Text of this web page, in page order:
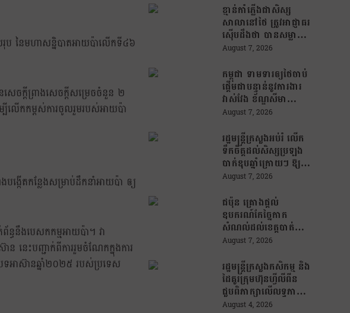
រុប នៃមហាសន្និបាតអាយប៉ាលើកទី៤៦
សេចក្តីព្រាងសេចក្តីសម្រេចចំនួន ២
ម្បីលើកកម្ពស់ការចូលរួមរបស់អាយប៉ា
កើតកន្លែងសម្រាប់ដឹកនាំអាយប៉ា ឲ្យ
នឹងបេសកកម្មអាយប៉ា។ វា
នេះបញ្ជាក់ពីការរួមចំណែកក្នុងការ
អាស៊ានឆ្នាំ២០២៥ របស់ប្រទេស
ខ្មាន់កាំភ្លើងជាសិស្ស
សាលានៅថៃ ត្រូវអាជ្ញាធរ
ស៊ើបដឹងថា បានសម្លាប់
យាយតារបស់ខ្លួន មុន
នៅសាលារៀន
August 7, 2026
កម្ពុជា ទាមទារឲ្យថៃចាប់
ផ្តើមជាបន្ទាន់នូវការងារ
វាស់វែង ខ័ណ្ឌសីមា
ព្រំដែនគោគ (JBC) និង
សសឹកវិលទៅលំនៅឋាន
វិញ ដោយគ្មានការរារាំង
August 7, 2026
រដ្ឋមន្រ្តីក្រសួងអប់រំ លើក
ទឹកចិត្តដល់សិស្សប្រឡង
បាក់ឌុបឆ្នាំក្រោយៗ ឱ្យ
ជ្រើសរើសយកការប្រឡង
ឆ្លើយតបទៅនឹងតម្រូវការ
ធនធានមនុស្សក្នុងយុគ
សម័យបច្ចេកវិទ្យា
August 7, 2026
ជប៉ុន គ្រោងផ្តល់
ឧបករណ៍កែច្នៃកាក
សំណល់ដល់ខេត្តបាត់
ដំបង ដើម្បីជួយលើក
គ្រប់គ្រងសំណល់
August 7, 2026
រដ្ឋមន្រ្តីក្រសួងកសិកម្ម និង
ដៃគូរក្រុមហ៊ុនហ្វីលីពីន
ជួបពិភាក្សាលើលទ្ធភាព
ជំរុញការនាំចេញកសិផល
August 4, 2026